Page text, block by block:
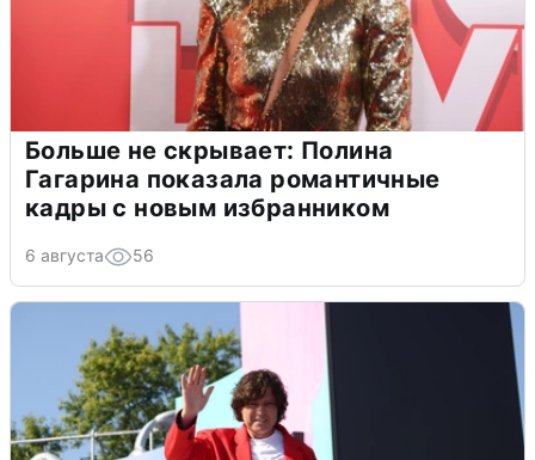
Больше не скрывает: Полина
Гагарина показала романтичные
кадры с новым избранником
6 августа 56